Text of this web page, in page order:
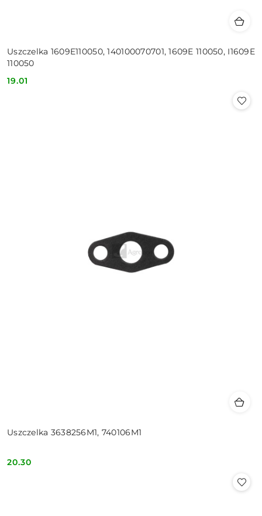
Uszczelka 1609E110050, 140100070701, 1609E 110050, I1609E
110050
Cena:
19.01
Uszczelka 3638256M1, 740106M1
Cena:
20.30